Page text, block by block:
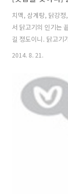
치맥, 삼계탕, 닭강
서 닭고기의 인기는
길 정도이니. 닭고기
기도 한다. 이럴 때는
축적되지 않는 불포
산과 각종 비타민이
타민은 닭의 3.35배
량이 높아 집중력과
원기 식품이다. 또
2014. 8. 21.